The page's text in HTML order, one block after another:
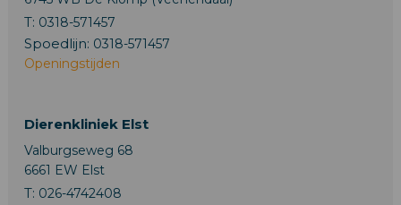
T: 0318-571457
Spoedlijn: 0318-571457
Openingstijden
Dierenkliniek Elst
Valburgseweg 68
6661 EW Elst
T: 026-4742408